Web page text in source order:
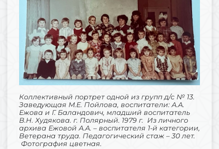
Коллективный портрет одной из групп д/с № 13.
Заведующая М.Е. Пойлова, воспитатели: А.А.
Ежова и Г. Баландович, младший воспитатель
В.Н. Худякова. г. Полярный. 1979 г. Из личного
архива Ежовой А.А. – воспитателя 1-й категории,
Ветерана труда. Педагогический стаж – 30 лет.
Фотография цветная.